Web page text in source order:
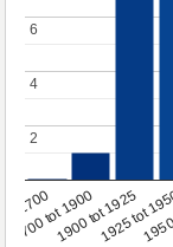
1700
1700 tot 1900
1900 tot 1925
1925 tot
2
2
4
4
6
6